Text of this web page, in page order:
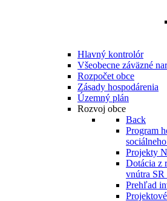
Hlavný kontrolór
Všeobecne záväzné
Rozpočet obce
Zásady hospodárenia
Územný plán
Rozvoj obce
Back
Program
Projekty
Dotácia z
vnútra
Prehľad